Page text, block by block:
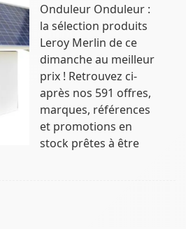
Onduleur Onduleur :
la sélection produits
Leroy Merlin de ce
dimanche au meilleur
prix ! Retrouvez ci-
après nos 591 offres,
marques, références
et promotions en
stock prêtes à être